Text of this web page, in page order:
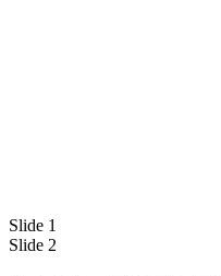
Slide 1
Slide 2